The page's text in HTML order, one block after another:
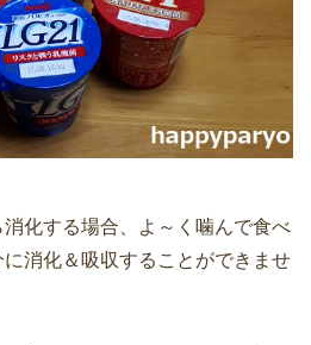
化する場合、よ～く噛んで食べ
消化＆吸収することができませ